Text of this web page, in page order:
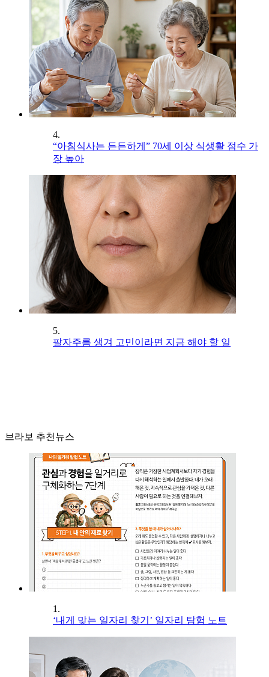
4.
“아침식사는 든든하게” 70세 이상 식생활 점수 가
장 높아
5.
팔자주름 생겨 고민이라면 지금 해야 할 일
브라보 추천뉴스
1.
‘내게 맞는 일자리 찾기’ 일자리 탐험 노트